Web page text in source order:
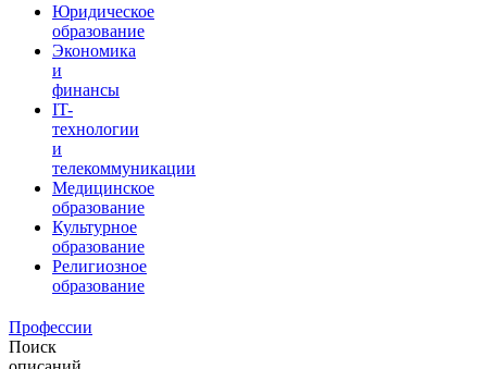
Юридическое
образование
Экономика
и
финансы
IT-
технологии
и
телекоммуникации
Медицинское
образование
Культурное
образование
Религиозное
образование
Профессии
Поиск